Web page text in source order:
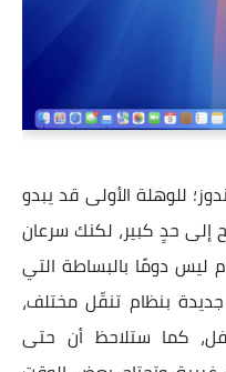
للوهلة الأولى قد يبدو
حدٍ كبير، لكنك سرعان
ليس دومًا بالبساطة التي
بنظام تنقّل مختلف،
كما ستلاحظ أن حتى